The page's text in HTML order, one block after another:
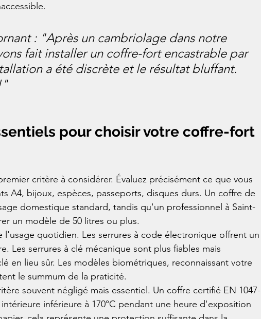
: "Après un cambriolage dans notre
fait installer un coffre-fort encastrable par
a été discrète et le résultat bluffant.
pour choisir votre coffre-fort
critère à considérer. Évaluez précisément ce que vous
A4, bijoux, espèces, passeports, disques durs. Un coffre de
domestique standard, tandis qu'un professionnel à Saint-
un modèle de 50 litres ou plus.
l'usage quotidien. Les serrures à code électronique offrent un
Les serrures à clé mécanique sont plus fiables mais
en lieu sûr. Les modèles biométriques, reconnaissant votre
le summum de la praticité.
souvent négligé mais essentiel. Un coffre certifié EN 1047-
inférieure à 170°C pendant une heure d'exposition